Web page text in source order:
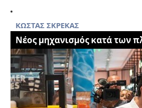
KΩΣΤΑΣ ΣΚΡΕΚΑΣ
Νέος μηχανισμός κατά των